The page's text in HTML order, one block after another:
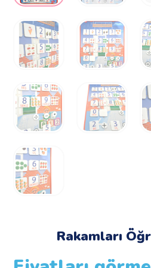
Rakamları